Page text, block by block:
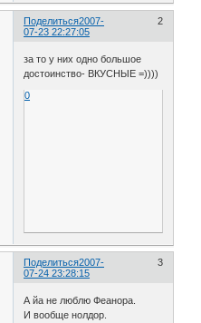
Поделиться 2
2007-
07-23 22:27:05
за то у них одно большое
достоинство- ВКУСНЫЕ =))))
0
Поделиться 3
2007-
07-24 23:28:15
А йа не люблю Феанора.
И вообще нолдор.